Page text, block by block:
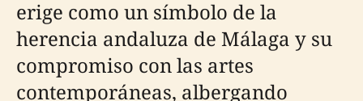
erige como un símbolo de la
herencia andaluza de Málaga y su
compromiso con las artes
contemporáneas, albergando